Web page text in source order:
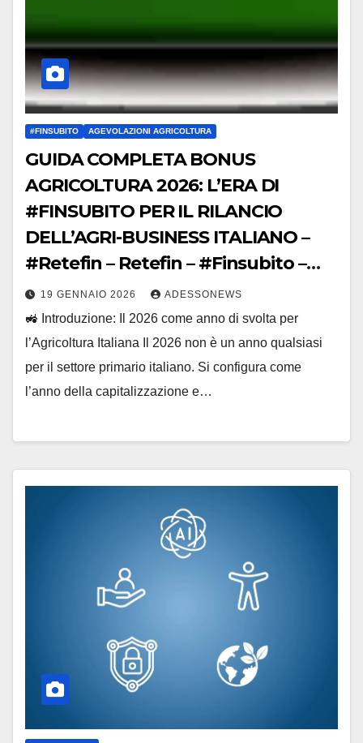
#FINSUBITO AGEVOLAZIONI AGRICOLTURA
GUIDA COMPLETA BONUS
AGRICOLTURA 2026: L’ERA DI
#FINSUBITO PER IL RILANCIO
DELL’AGRI-BUSINESS ITALIANO –
#Retefin – Retefin – #Finsubito –
Finsubito – #Adessonews –
#Adessonews – #Finsubito –
Adessonews
19 GENNAIO 2026 ADESSONEWS
🚜 Introduzione: Il 2026 come anno di svolta per
l’Agricoltura Italiana Il 2026 non è un anno qualsiasi
per il settore primario italiano. Si configura come
l’anno della capitalizzazione e…